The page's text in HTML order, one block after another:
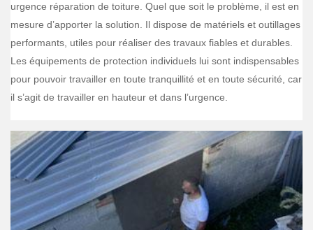
urgence réparation de toiture. Quel que soit le problème, il est en
mesure d’apporter la solution. Il dispose de matériels et outillages
performants, utiles pour réaliser des travaux fiables et durables.
Les équipements de protection individuels lui sont indispensables
pour pouvoir travailler en toute tranquillité et en toute sécurité, car
il s’agit de travailler en hauteur et dans l’urgence.